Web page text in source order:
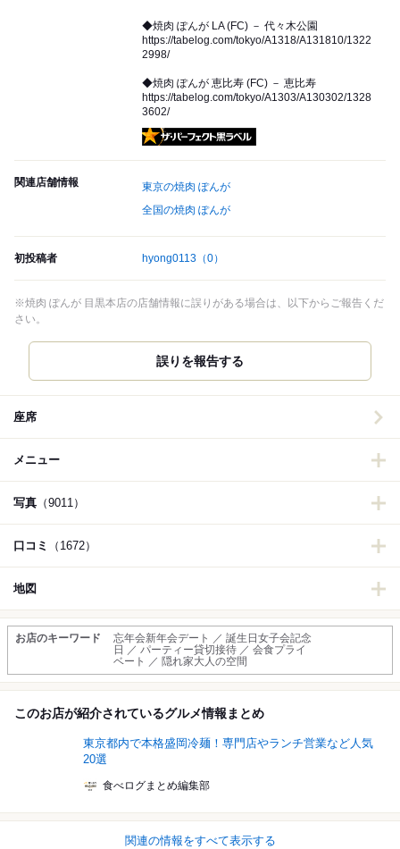
◆焼肉 ぽんが LA (FC) － 代々木公園
https://tabelog.com/tokyo/A1318/A131810/1322
2998/
◆焼肉 ぽんが 恵比寿 (FC) － 恵比寿
https://tabelog.com/tokyo/A1303/A130302/1328
3602/
関連店舗情報
東京の焼肉 ぽんが
全国の焼肉 ぽんが
初投稿者 hyong0113 （0）
※焼肉 ぽんが 目黒本店の店舗情報に誤りがある場合は、以下からご報告くだ
さい。
誤りを報告する
座席
メニュー
写真 （9011）
口コミ （1672）
地図
お店のキーワード
忘年会新年会デート ／ 誕生日女子会記念
日 ／ パーティー貸切接待 ／ 会食プライ
ベート ／ 隠れ家大人の空間
このお店が紹介されているグルメ情報まとめ
東京都内で本格盛岡冷麺！専門店やランチ営業など人気
20選
食べログまとめ編集部
関連の情報をすべて表示する